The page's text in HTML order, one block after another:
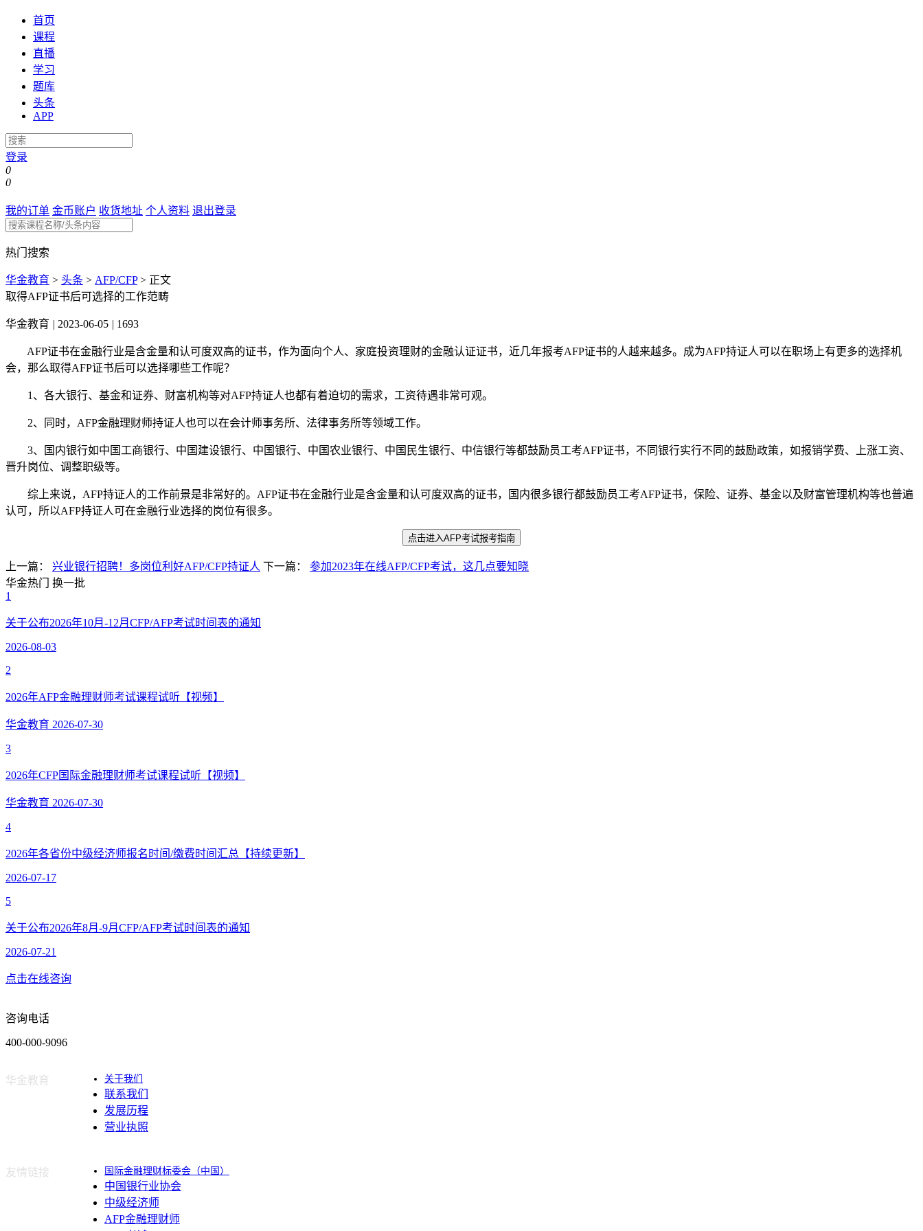
首页
课程
直播
学习
题库
头条
APP
登录
0
0
我的订单 金币账户 收货地址 个人资料 退出登录
热门搜索
华金教育 > 头条 > AFP/CFP> 正文
取得AFP证书后可选择的工作范畴
华金教育 | 2023-06-05 | 1693
AFP证书在金融行业是含金量和认可度双高的证书，作为面向个人、家庭投资理财的金融认证证书，近几年报考AFP证书的人越来越多。成为AFP持证人可以在职场上有更多的选择机
会，那么取得AFP证书后可以选择哪些工作呢？
1、各大银行、基金和证券、财富机构等对AFP持证人也都有着迫切的需求，工资待遇非常可观。
2、同时，AFP金融理财师持证人也可以在会计师事务所、法律事务所等领域工作。
3、国内银行如中国工商银行、中国建设银行、中国银行、中国农业银行、中国民生银行、中信银行等都鼓励员工考AFP证书，不同银行实行不同的鼓励政策，如报销学费、上涨工资、
晋升岗位、调整职级等。
综上来说，AFP持证人的工作前景是非常好的。AFP证书在金融行业是含金量和认可度双高的证书，国内很多银行都鼓励员工考AFP证书，保险、证券、基金以及财富管理机构等也普遍
认可，所以AFP持证人可在金融行业选择的岗位有很多。
点击进入AFP考试报考指南
上一篇： 兴业银行招聘！多岗位利好AFP/CFP持证人 下一篇： 参加2023年在线AFP/CFP考试，这几点要知晓
华金热门
换一批
1
关于公布2026年10月-12月CFP/AFP考试时间表的通知
2026-08-03
2
2026年AFP金融理财师考试课程试听【视频】
华金教育 2026-07-30
3
2026年CFP国际金融理财师考试课程试听【视频】
华金教育 2026-07-30
4
2026年各省份中级经济师报名时间/缴费时间汇总【持续更新】
2026-07-17
5
关于公布2026年8月-9月CFP/AFP考试时间表的通知
2026-07-21
点击在线咨询
咨询电话
400-000-9096
华金教育 关于我们
联系我们
发展历程
营业执照
友情链接 国际金融理财标委会（中国）
中国银行业协会
中级经济师
AFP金融理财师